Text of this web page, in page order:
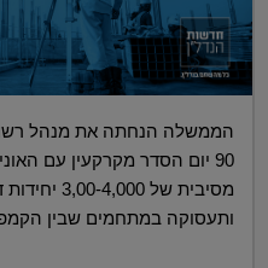
הממשלה הנחתה את מנהל
90 יום הסדר מקרקעין עם
מסיבית של
ותעסוקה במתחמים שבין